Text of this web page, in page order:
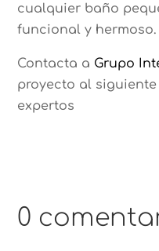
cualquier baño
funcional y hermoso.
Contacta a Grupo
proyecto al
expertos
0